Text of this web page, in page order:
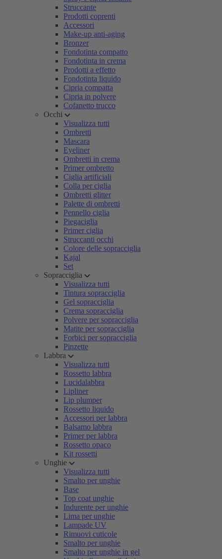
Struccante
Prodotti coprenti
Accessori
Make-up anti-aging
Bronzer
Fondotinta compatto
Fondotinta in crema
Prodotti a effetto
Fondotinta liquido
Cipria compatta
Cipria in polvere
Cofanetto trucco
Occhi
Visualizza tutti
Ombretti
Mascara
Eyeliner
Ombretti in crema
Primer ombretto
Ciglia artificiali
Colla per ciglia
Ombretti glitter
Palette di ombretti
Pennello ciglia
Piegaciglia
Primer ciglia
Struccanti occhi
Colore delle sopracciglia
Kajal
Set
Sopracciglia
Visualizza tutti
Tintura sopracciglia
Gel sopracciglia
Crema sopracciglia
Polvere per sopracciglia
Matite per sopracciglia
Forbici per sopracciglia
Pinzette
Labbra
Visualizza tutti
Rossetto labbra
Lucidalabbra
Lipliner
Lip plumper
Rossetto liquido
Accessori per labbra
Balsamo labbra
Primer per labbra
Rossetto opaco
Kit rossetti
Unghie
Visualizza tutti
Smalto per unghie
Base
Top coat unghie
Indurente per unghie
Lima per unghie
Lampade UV
Rimuovi cuticole
Smalto per unghie
Smalto per unghie in gel